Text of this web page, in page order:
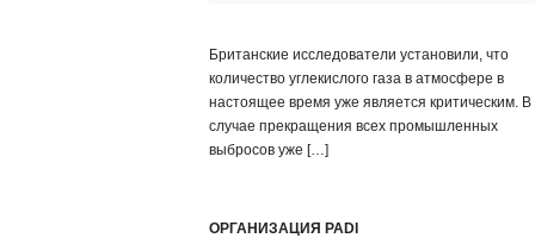
Британские исследователи установили, что
количество углекислого газа в атмосфере в
настоящее время уже является критическим. В
случае прекращения всех промышленных
выбросов уже […]
ОРГАНИЗАЦИЯ PADI